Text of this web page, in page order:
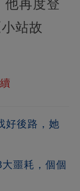
他再度登
站故
好後路，她
噩耗，個個